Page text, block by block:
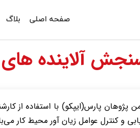
صفحه اصلی بلاگ
آلاینده
و کنترل عوامل زیان آور محیط کار